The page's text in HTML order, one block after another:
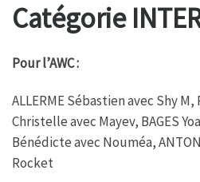
Catégorie
Pour l’AWC :
ALLERME Sébastien avec Shy M,
Christelle avec Mayev, BAGES
Bénédicte avec Nouméa,
Rocket